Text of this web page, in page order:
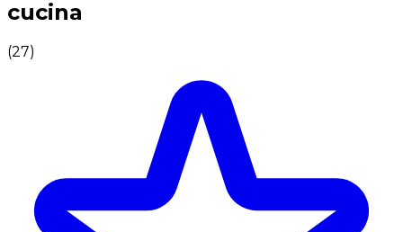
cucina
(27)